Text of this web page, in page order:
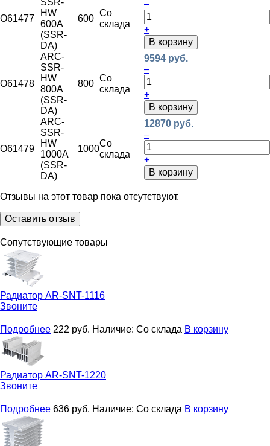
O61477
HW
600A
(SSR-
DA)
600
Со
склада
–
+
В корзину
O61478
ARC-
SSR-
HW
800A
(SSR-
DA)
800
Со
склада
9594 руб.
–
+
В корзину
O61479
ARC-
SSR-
HW
1000A
(SSR-
DA)
1000
Со
склада
12870 руб.
–
+
В корзину
Отзывы на этот товар пока отсутствуют.
Оставить отзыв
Сопутствующие товары
Радиатор AR-SNT-1116
Звоните
Подробнее 222 руб. Наличие: Со склада В корзину
Радиатор AR-SNT-1220
Звоните
Подробнее 636 руб. Наличие: Со склада В корзину